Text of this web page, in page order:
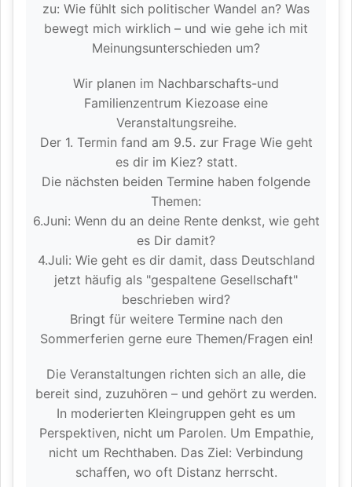
zu: Wie fühlt sich politischer Wandel an? Was
bewegt mich wirklich – und wie gehe ich mit
Meinungsunterschieden um?
Wir planen im Nachbarschafts-und
Familienzentrum Kiezoase eine
Veranstaltungsreihe.
Der 1. Termin fand am 9.5. zur Frage Wie geht
es dir im Kiez? statt.
Die nächsten beiden Termine haben folgende
Themen:
6.Juni: Wenn du an deine Rente denkst, wie geht
es Dir damit?
4.Juli: Wie geht es dir damit, dass Deutschland
jetzt häufig als "gespaltene Gesellschaft"
beschrieben wird?
Bringt für weitere Termine nach den
Sommerferien gerne eure Themen/Fragen ein!
Die Veranstaltungen richten sich an alle, die
bereit sind, zuzuhören – und gehört zu werden.
In moderierten Kleingruppen geht es um
Perspektiven, nicht um Parolen. Um Empathie,
nicht um Rechthaben. Das Ziel: Verbindung
schaffen, wo oft Distanz herrscht.